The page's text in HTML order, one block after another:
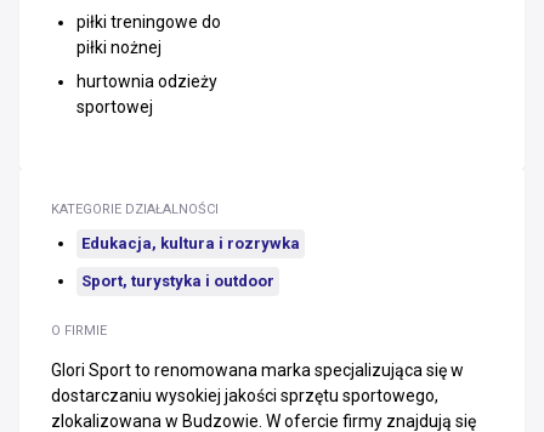
piłki treningowe do
piłki nożnej
hurtownia odzieży
sportowej
O FIRMIE
Glori Sport to renomowana marka specjalizująca się w
dostarczaniu wysokiej jakości sprzętu sportowego,
zlokalizowana w Budzowie. W ofercie firmy znajdują się
KATEGORIE DZIAŁALNOŚCI
Edukacja, kultura i rozrywka
Sport, turystyka i outdoor